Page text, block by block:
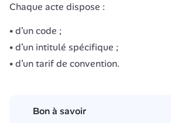
Chaque acte dispose :
d’un code ;
d’un intitulé spécifique ;
d’un tarif de convention.
Bon à savoir